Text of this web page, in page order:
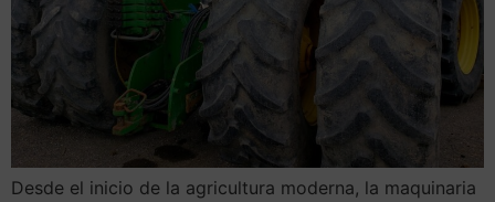
Desde el inicio de la agricultura moderna, la maquinaria